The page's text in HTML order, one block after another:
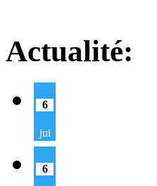
Actualité:
6
jui
6